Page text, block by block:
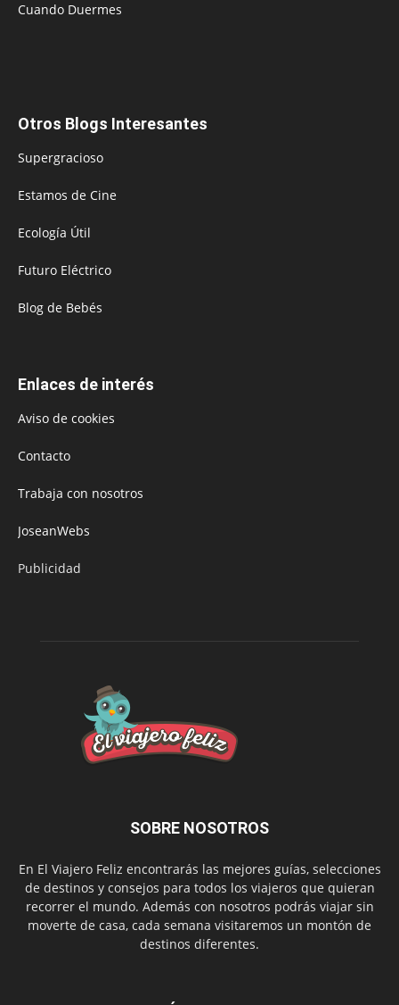
Cuando Duermes
Otros Blogs Interesantes
Supergracioso
Estamos de Cine
Ecología Útil
Futuro Eléctrico
Blog de Bebés
Enlaces de interés
Aviso de cookies
Contacto
Trabaja con nosotros
JoseanWebs
Publicidad
SOBRE NOSOTROS
En El Viajero Feliz encontrarás las mejores guías, selecciones
de destinos y consejos para todos los viajeros que quieran
recorrer el mundo. Además con nosotros podrás viajar sin
moverte de casa, cada semana visitaremos un montón de
destinos diferentes.